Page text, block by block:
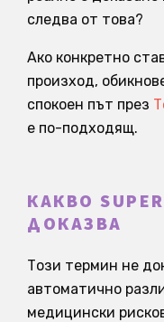
следва от това?
Ако конкретно
произход,
спокоен път през
е по-подходящ.
КАКВО
ДОКАЗВА
Този термин не
автоматично
медицински